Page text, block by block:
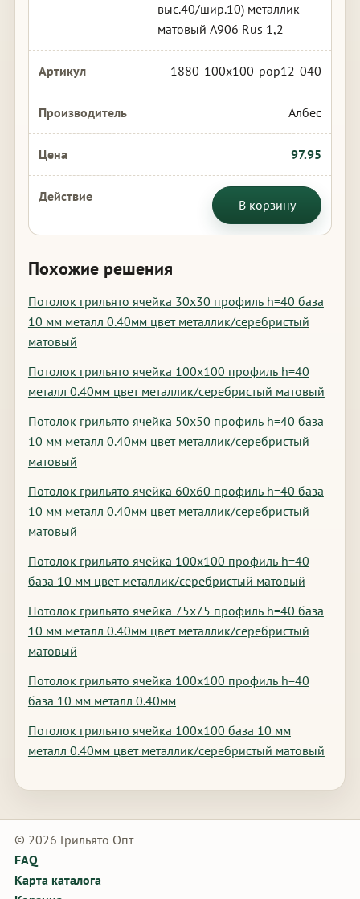
выс.40/шир.10) металлик
матовый А906 Rus 1,2
1880-100x100-pop12-040
Албес
97.95
В корзину
Похожие решения
Потолок грильято ячейка 30х30 профиль h=40 база
10 мм металл 0.40мм цвет металлик/серебристый
матовый
Потолок грильято ячейка 100х100 профиль h=40
металл 0.40мм цвет металлик/серебристый матовый
Потолок грильято ячейка 50х50 профиль h=40 база
10 мм металл 0.40мм цвет металлик/серебристый
матовый
Потолок грильято ячейка 60х60 профиль h=40 база
10 мм металл 0.40мм цвет металлик/серебристый
матовый
Потолок грильято ячейка 100х100 профиль h=40
база 10 мм цвет металлик/серебристый матовый
Потолок грильято ячейка 75х75 профиль h=40 база
10 мм металл 0.40мм цвет металлик/серебристый
матовый
Потолок грильято ячейка 100х100 профиль h=40
база 10 мм металл 0.40мм
Потолок грильято ячейка 100х100 база 10 мм
металл 0.40мм цвет металлик/серебристый матовый
© 2026 Грильято Опт
FAQ
Карта каталога